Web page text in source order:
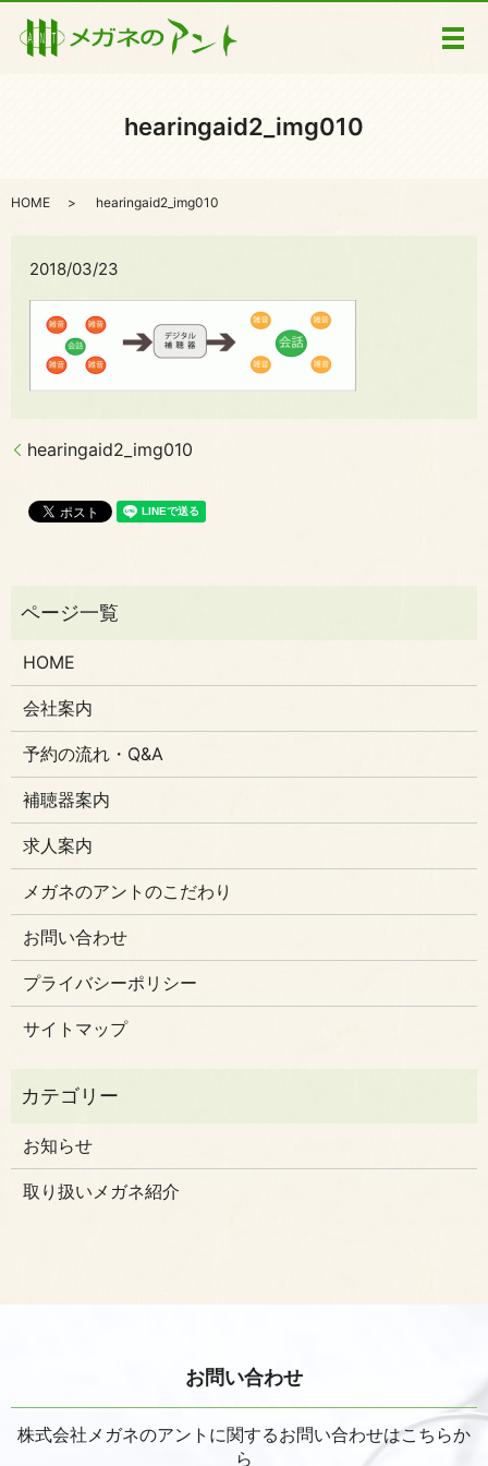
メ
hearingaid2_img010
HOME hearingaid2_img010
2018/03/23
hearingaid2_img010
HOME
会社案内
予約の流れ・Q&A
補聴器案内
求人案内
メガネのアントのこだわり
お問い合わせ
プライバシーポリシー
サイトマップ
お知らせ
取り扱いメガネ紹介
お問い合わせ
株式会社メガネのアントに関するお問い合わせはこちらか
ら